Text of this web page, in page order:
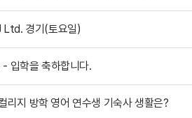
Ltd. 경기(토요일)
입학을 축하합니다.
리지 방학 영어 연수생 기숙사 생활은?